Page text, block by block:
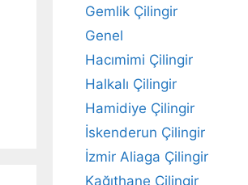
Gemlik Çilingir
Genel
Hacımimi Çilingir
Halkalı Çilingir
Hamidiye Çilingir
İskenderun Çilingir
İzmir Aliaga Çilingir
Kağıthane Çilingir